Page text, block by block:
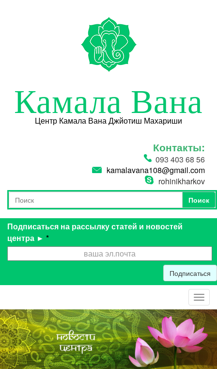
Камала Вана
Центр Камала Вана Джйотиш Махариши
Контакты:
093 403 68 56
kamalavana108@gmail.com
rohinikharkov
Форма поиска
Поиск
Поиск
Подписаться на рассылку статей и новостей
центра ► *
Подписаться